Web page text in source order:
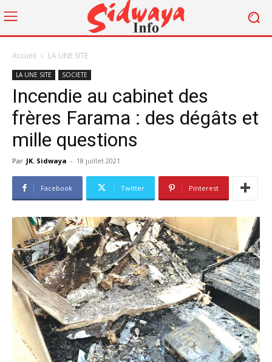
Accueil LA UNE SITE
LA UNE SITE SOCIETE
Incendie au cabinet des
frères Farama : des dégâts et
mille questions
Par JK. Sidwaya - 18 juillet 2021
Facebook Twitter Pinterest